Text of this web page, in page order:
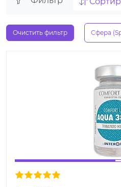
Очистить фильтр Сфера